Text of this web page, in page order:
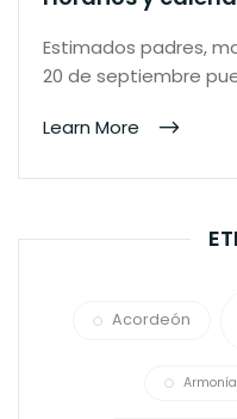
Estimados padres,
20 de septiembre
Learn More
Acordeón
Armonía